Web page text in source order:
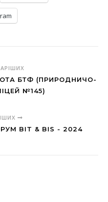
БТФ (ПРИРОДНИЧО-
№145)
BIT & BIS - 2024